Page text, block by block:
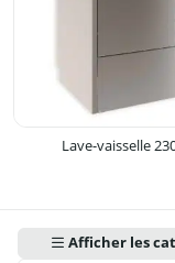
Lave-vaisselle
Afficher les